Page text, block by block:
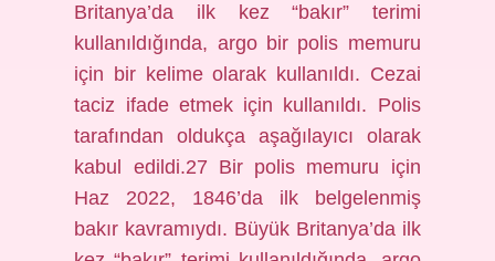
Britanya’da ilk kez “bakır” terimi
kullanıldığında, argo bir polis memuru
için bir kelime olarak kullanıldı. Cezai
taciz ifade etmek için kullanıldı. Polis
tarafından oldukça aşağılayıcı olarak
kabul edildi.27 Bir polis memuru için
Haz 2022, 1846’da ilk belgelenmiş
bakır kavramıydı. Büyük Britanya’da ilk